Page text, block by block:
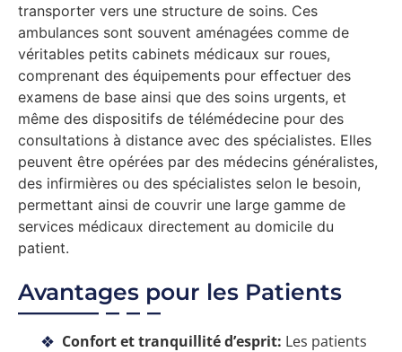
transporter vers une structure de soins. Ces
ambulances sont souvent aménagées comme de
véritables petits cabinets médicaux sur roues,
comprenant des équipements pour effectuer des
examens de base ainsi que des soins urgents, et
même des dispositifs de télémédecine pour des
consultations à distance avec des spécialistes. Elles
peuvent être opérées par des médecins généralistes,
des infirmières ou des spécialistes selon le besoin,
permettant ainsi de couvrir une large gamme de
services médicaux directement au domicile du
patient.
Avantages pour les Patients
Confort et tranquillité d’esprit: Les patients